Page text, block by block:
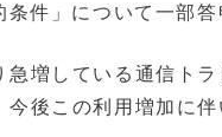
件」について一部答
増している通信ト
後この利用増加に